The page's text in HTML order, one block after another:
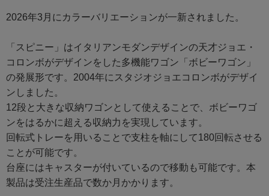
2026年3月にカラーバリエーションが一新されました。
「スピニー」はイタリアンモダンデザインの天才ジョエ・
コロンボがデザインをした多機能ワゴン「ボビーワゴン」
の発展形です。2004年にスタジオジョエコロンボがデザイ
ンしました。
12段と大きな収納ワゴンとして使えることで、ボビーワゴ
ンをはるかに超える収納力を実現しています。
回転式トレーを用いることで支柱を軸にして180回転させる
ことが可能です。
台座にはキャスターが付いているので移動も可能です。本
製品は受注生産品で数か月かかります。